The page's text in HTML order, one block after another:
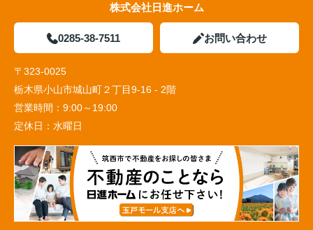
株式会社日進ホーム
0285-38-7511 お問い合わせ
〒323-0025
栃木県小山市城山町２丁目9-16 - 2階
営業時間： 9:00～19:00
定休日： 水曜日